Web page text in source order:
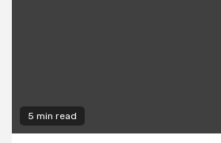
5 min read